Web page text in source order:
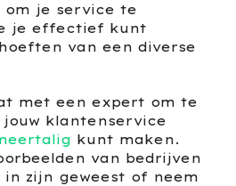
om je service te
je effectief kunt
van een diverse
met een expert om te
klantenservice
kunt maken.
van bedrijven
zijn geweest of neem